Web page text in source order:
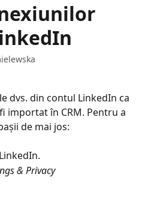
dvs. din contul LinkedIn ca
importat în CRM. Pentru a
de mai jos:
& Privacy